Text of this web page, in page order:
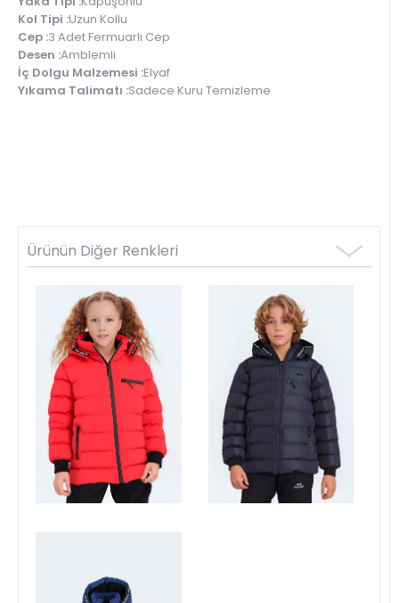
Kol Tipi :Uzun Kollu
Cep :3 Adet Fermuarlı Cep
Desen :Amblemli
İç Dolgu Malzemesi :Elyaf
Yıkama Talimatı :Sadece Kuru Temizleme
Ürünün Diğer Renkleri